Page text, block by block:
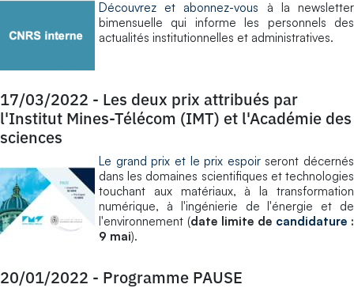
Découvrez et abonnez-vous à la newsletter
bimensuelle qui informe les personnels des
actualités institutionnelles et administratives.
17/03/2022 - Les deux prix attribués par
l'Institut Mines-Télécom (IMT) et l'Académie des
sciences
Le grand prix et le prix espoirseront décernés
dans les domaines scientifiques et technologies
touchant aux matériaux, à la transformation
numérique, à l'ingénierie de l'énergie et de
l'environnement (date limite de candidature :
9 mai).
20/01/2022 - Programme PAUSE